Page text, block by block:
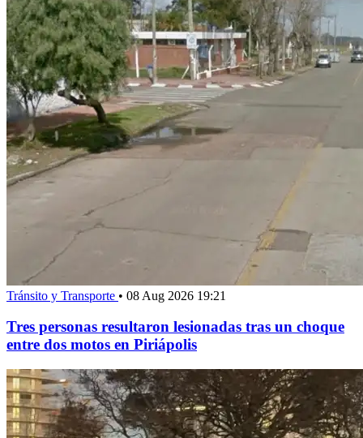
Tránsito y Transporte • 08 Aug 2026 19:21
Tres personas resultaron lesionadas tras un choque
entre dos motos en Piriápolis